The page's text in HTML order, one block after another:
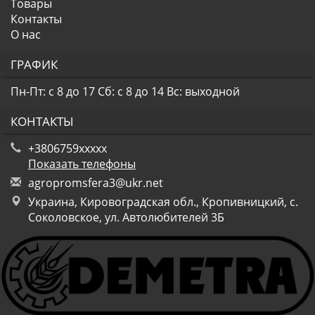
Товары
Контакты
О нас
ГРАФИК
Пн-Пт: с 8 до 17 Сб: с 8 до 14 Вс: выходной
КОНТАКТЫ
+3806759xxxxx
Показать телефоны
agropromsfera3@ukr.net
Украина, Кировоградская обл., Кропивницкий, с.
Соколовское, ул. Автолюбителей 3Б